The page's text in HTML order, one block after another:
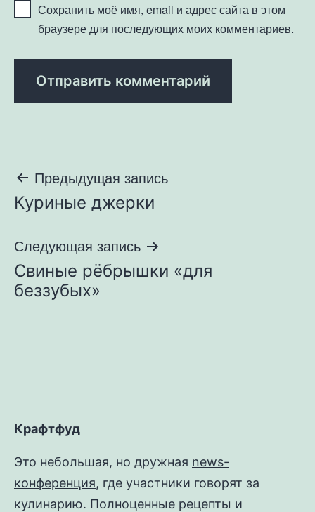
Сохранить моё имя, email и адрес сайта в этом
браузере для последующих моих комментариев.
Навигация
по
записям
Предыдущая запись
Куриные джерки
Следующая запись
Свиные рёбрышки «для
беззубых»
Крафтфуд
Это небольшая, но дружная news-
конференция, где участники говорят за
кулинарию. Полноценные рецепты и